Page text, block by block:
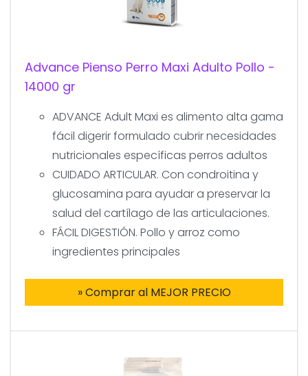
Advance Pienso Perro Maxi Adulto Pollo -
14000 gr
ADVANCE Adult Maxi es alimento alta gama
fácil digerir formulado cubrir necesidades
nutricionales específicas perros adultos
CUIDADO ARTICULAR. Con condroitina y
glucosamina para ayudar a preservar la
salud del cartílago de las articulaciones.
FÁCIL DIGESTIÓN. Pollo y arroz como
ingredientes principales
» Comprar al MEJOR PRECIO